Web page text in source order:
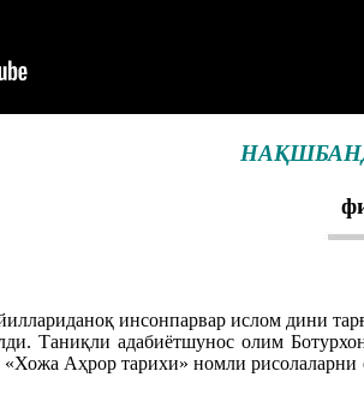
инсонпарвар ислом дини
Таниқли адабиётшунос олим
Аҳрор тарихи» номли рисолаларни